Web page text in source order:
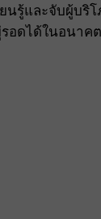
นรู้และจับผู้บริ
รอดได้ในอนา